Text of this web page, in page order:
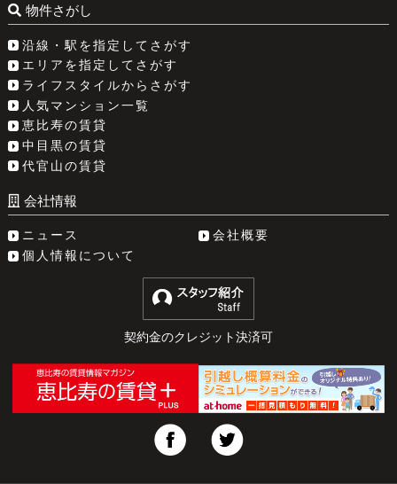
物件さがし
沿線・駅を指定してさがす
エリアを指定してさがす
ライフスタイルからさがす
人気マンション一覧
恵比寿の賃貸
中目黒の賃貸
代官山の賃貸
会社情報
ニュース
会社概要
個人情報について
契約金のクレジット決済可